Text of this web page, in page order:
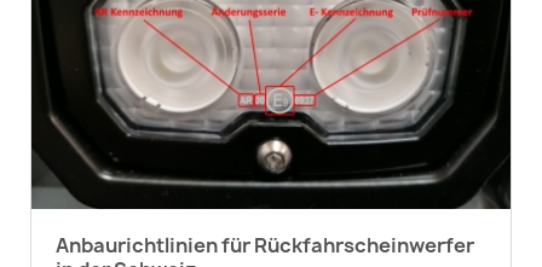
Anbaurichtlinien für Rückfahrscheinwerfer